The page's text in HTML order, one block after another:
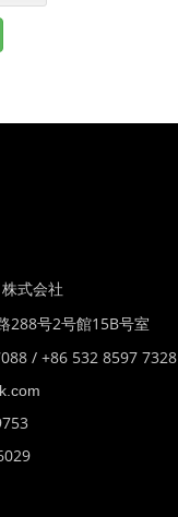
式会社
288号2号館15B号室
/ +86 532 8597 7328